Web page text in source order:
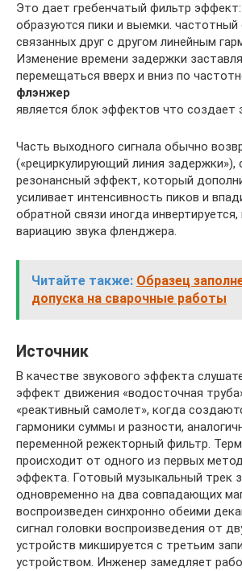
Это дает гребенчатый фильтр эффект:
образуются пики и выемки. частотный
связанных друг с другом линейным
Изменение времени задержки
перемещаться вверх и вниз по
флэнжер
является блок эффектов что создает
Часть выходного сигнала обычно
(«рециркулирующий линия задержки»),
резонансный эффект, который
усиливает интенсивность пиков и
обратной связи иногда
вариацию звука фленджера.
Читайте также: Образец
допуска на сварочные работы
Источник
В качестве звукового эффекта
эффект движения «водосточная
«реактивный самолет», когда
гармоники суммы и разности,
переменной режекторный фильтр.
происходит от одного из первых
эффекта. Готовый музыкальный трек
одновременно на два совпадающих
воспроизведен синхронно обеими
сигнал головки воспроизведения от
устройств микшируется с третьим
устройством. Инженер замедляет